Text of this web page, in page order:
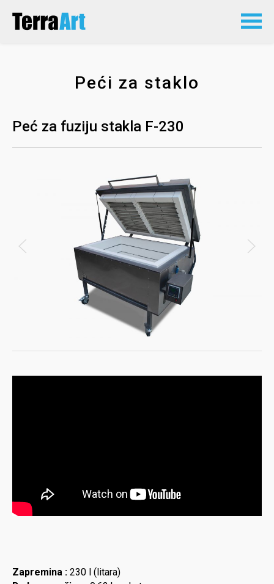
Peći za staklo
Peć za fuziju stakla F-230
Zapremina : 230 l (litara)